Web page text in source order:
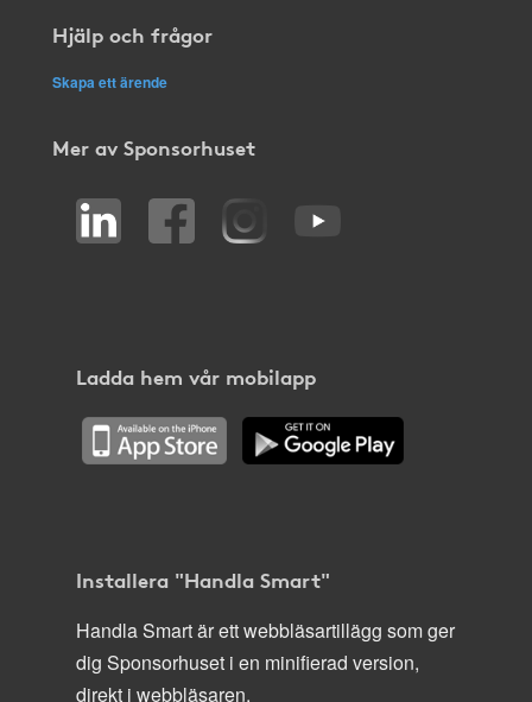
Hjälp och frågor
Skapa ett ärende
Mer av Sponsorhuset
Ladda hem vår mobilapp
Installera "Handla Smart"
Handla Smart är ett webbläsartillägg som ger
dig Sponsorhuset i en minifierad version,
direkt i webbläsaren.